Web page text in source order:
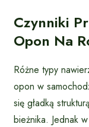
Czynniki
Opon Na
Różne typy
opon w
się gładką
bieżnika. Jednak